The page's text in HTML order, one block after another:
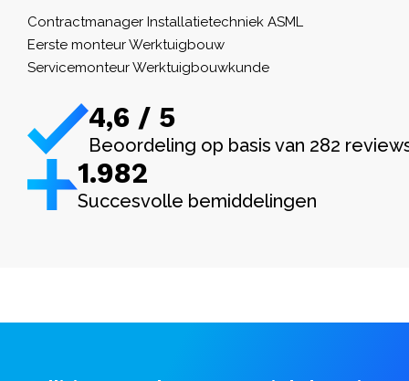
Contractmanager Installatietechniek ASML
Eerste monteur Werktuigbouw
Servicemonteur Werktuigbouwkunde
4,6 / 5
Beoordeling op basis van 282
1.982
Succesvolle bemiddelingen